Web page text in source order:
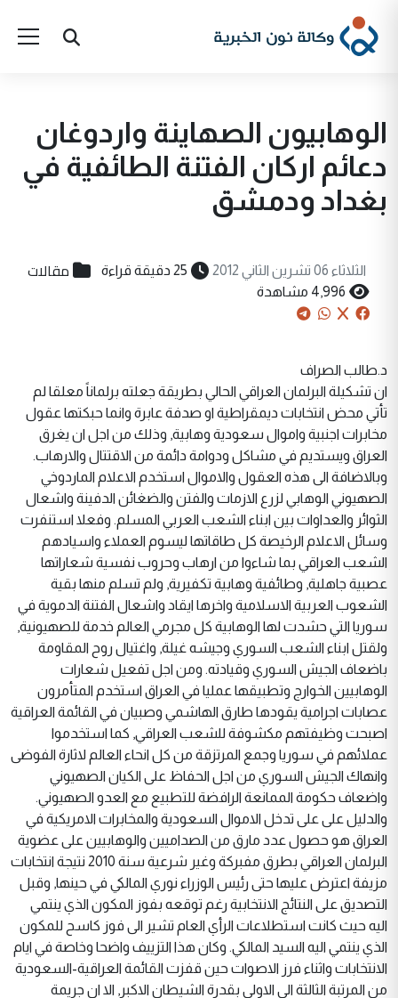
الوهابيون الصهاينة واردوغان
دعائم اركان الفتنة الطائفية في
بغداد ودمشق
الثلاثاء 06 تشرين الثاني 2012 25 دقيقة قراءة مقالات
4,996 مشاهدة
د.طالب الصراف
ان تشكيلة البرلمان العراقي الحالي بطريقة جعلته برلماناً معلقا لم
تأتي محض انتخابات ديمقراطية او صدفة عابرة وانما حبكتها عقول
مخابرات اجنبية واموال سعودية وهابية, وذلك من اجل ان يغرق
العراق ويستديم في مشاكل ودوامة دائمة من الاقتتال والارهاب.
وبالاضافة الى هذه العقول والاموال استخدم الاعلام الماردوخي
الصهيوني الوهابي لزرع الازمات والفتن والضغائن الدفينة واشعال
الثوائر والعداوات بين ابناء الشعب العربي المسلم. وفعلا استنفرت
وسائل الاعلام الرخيصة كل طاقاتها ليسوم العملاء واسيادهم
الشعب العراقي بما شاءوا من ارهاب وحروب نفسية شعاراتها
عصبية جاهلية, وطائفية وهابية تكفيرية, ولم تسلم منها بقية
الشعوب العربية الاسلامية واخرها ايقاد واشعال الفتنة الدموية في
سوريا التي حشدت لها الوهابية كل مجرمي العالم خدمة للصهيونية,
ولقتل ابناء الشعب السوري وجيشه غيلة, واغتيال روح المقاومة
باضعاف الجيش السوري وقيادته. ومن اجل تفعيل شعارات
الوهابيين الخوارج وتطبيقها عمليا في العراق استخدم المتأمرون
عصابات اجرامية يقودها طارق الهاشمي وصبيان في القائمة العراقية
اصبحت وظيفتهم مكشوفة للشعب العراقي, كما استخدموا
عملائهم في سوريا وجمع المرتزقة من كل انحاء العالم لاثارة الفوضى
وانهاك الجيش السوري من اجل الحفاظ على الكيان الصهيوني
واضعاف حكومة الممانعة الرافضة للتطبيع مع العدو الصهيوني.
والدليل على على تدخل الاموال السعودية والمخابرات الامريكية في
العراق هو حصول عدد مارق من الصداميين والوهابيين على عضوية
البرلمان العراقي بطرق مفبركة وغير شرعية سنة 2010 نتيجة انتخابات
مزيفة اعترض عليها حتى رئيس الوزراء نوري المالكي في حينها, وقبل
التصديق على النتائج الانتخابية رغم توقعه بفوز المكون الذي ينتمي
اليه حيث كانت استطلاعات الرأي العام تشير الى فوز كاسح للمكون
الذي ينتمي اليه السيد المالكي. وكان هذا التزييف واضحا وخاصة في ايام
الانتخابات واثناء فرز الاصوات حين قفزت القائمة العراقية-السعودية
من المرتبة الثالثة الى الاولى بقدرة الشيطان الاكبر, الا ان جريمة